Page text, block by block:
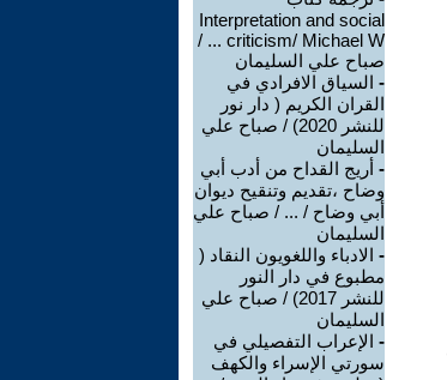
Interpretation and social
criticism/ Michael W ... /
صباح علي السليمان
- السياق الافرادي في
القران الكريم ( دار نور
للنشر 2020) / صباح علي
السليمان
- أريج القداح من أدب أبي
وضاح ،تقديم وتنقيح ديوان
أبي وضاح / ... / صباح علي
السليمان
- الادباء واللغويون النقاد (
مطبوع في دار النور
للنشر 2017) / صباح علي
السليمان
- الإعراب التفصيلي في
سورتي الإسراء والكهف